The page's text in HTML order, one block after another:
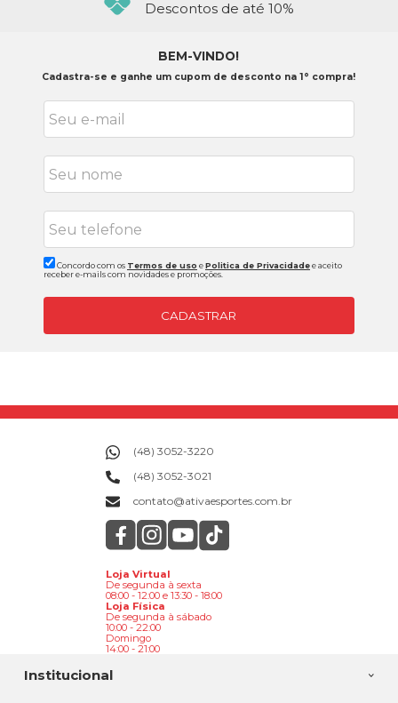
Descontos de até 10%
BEM-VINDO!
Cadastra-se e ganhe um cupom de desconto na 1° compra!
Concordo com os Termos de uso ePolitica de Privacidadee aceito
receber e-mails com novidades e promoções.
CADASTRAR
Institucional
(48) 3052-3220
(48) 3052-3021
contato@ativaesportes.com.br
Loja Virtual
De segunda à sexta
08:00 - 12:00 e 13:30 - 18:00
Loja Física
De segunda à sábado
10:00 - 22:00
Domingo
14:00 - 21:00